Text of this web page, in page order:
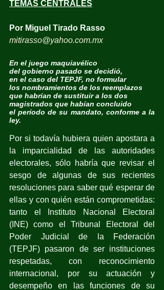
TEMAS CENTRALES
Por Miguel Tirado Rasso
mitirasso@yahoo.com.mx
En el juego maquiavélico
del gobierno pasado se decidió,
en el caso del TEPJF, no formular
los nombramientos de los reemplazos
que habrían de sustituir a los dos
magistrados que habían concluido
el período de su mandato, conforme a la
ley.
Por si todavía hubiera quien apostara a
la imparcialidad de las autoridades
electorales, sólo habría que revisar el
sesgo de algunas de sus recientes
resoluciones para saber qué esperar de
ellas y con quién están comprometidas:
tanto el Instituto Nacional Electoral
(INE) como el Tribunal Electoral del
Poder Judicial de la Federación
(TEPJF) pasaron de ser instituciones
respetadas, con reconocimiento
internacional, por su actuación y
desempeño en las funciones de su